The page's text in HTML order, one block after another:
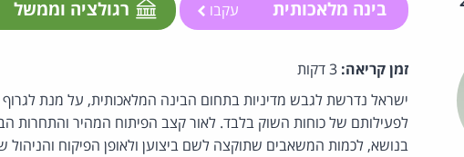
בינה מלאכותית עקבו רגולציה וממשל
זמן קריאה:
ישראל נדרשת לגבש מדיניות בתחום הבינה המלאכותית, על מנת
לפעילותם של כוחות השוק בלבד. לאור קצב הפיתוח המהיר והתחרות
בנושא, לכמות המשאבים שתוקצה לשם ביצוען ולאופן הפיקוח